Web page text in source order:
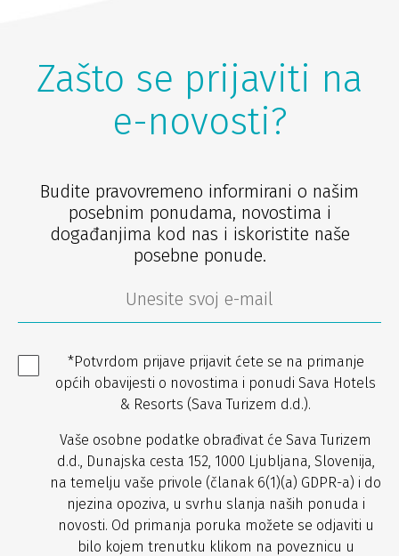
Zašto se prijaviti na
e-novosti?
Budite pravovremeno informirani o našim
posebnim ponudama, novostima i
događanjima kod nas i iskoristite naše
posebne ponude.
*Potvrdom prijave prijavit ćete se na primanje
općih obavijesti o novostima i ponudi Sava Hotels
& Resorts (Sava Turizem d.d.).
Vaše osobne podatke obrađivat će Sava Turizem
d.d., Dunajska cesta 152, 1000 Ljubljana, Slovenija,
na temelju vaše privole (članak 6(1)(a) GDPR-a) i do
njezina opoziva, u svrhu slanja naših ponuda i
novosti. Od primanja poruka možete se odjaviti u
bilo kojem trenutku klikom na poveznicu u